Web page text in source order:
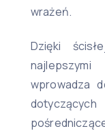
wrażeń.
Dzięki
wprowadza
dotyczących